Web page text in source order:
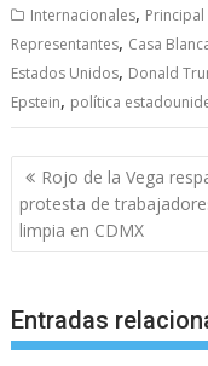
Internacionales, Principal
Representantes, Casa
Estados Unidos, Donald
Epstein, política
Navegación
de
entradas
Rojo de la Vega
protesta de
limpia en CDMX
Entradas